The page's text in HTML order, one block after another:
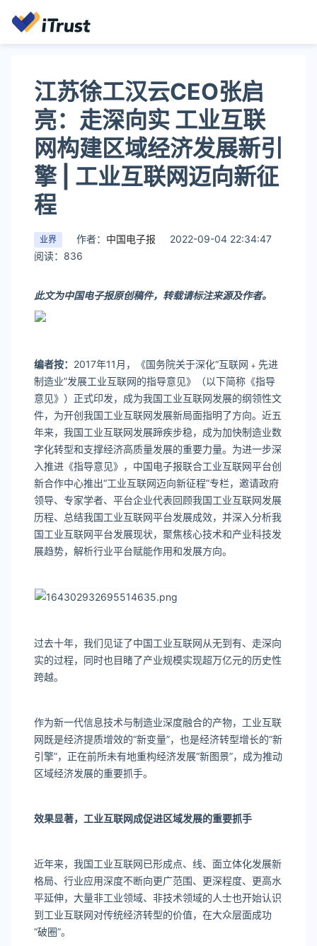
​江苏徐工汉云CEO张启
亮：走深向实 工业互联
网构建区域经济发展新引
擎 | 工业互联网迈向新征
程
业界 作者： 中国电子报
2022-09-04 22:34:47
阅读：836
此文为中国电子报原创稿件，转载请标注来源及作者。
编者按： 2017年11月，《国务院关于深化“互联网﹢先进
制造业”发展工业互联网的指导意见》（以下简称《指导
意见》）正式印发，成为我国工业互联网发展的纲领性文
件，为开创我国工业互联网发展新局面指明了方向。近五
年来，我国工业互联网发展蹄疾步稳，成为加快制造业数
字化转型和支撑经济高质量发展的重要力量。为进一步深
入推进《指导意见》，中国电子报联合工业互联网平台创
新合作中心推出“工业互联网迈向新征程”专栏，邀请政府
领导、专家学者、平台企业代表回顾我国工业互联网发展
历程、总结我国工业互联网平台发展成效，并深入分析我
国工业互联网平台发展现状，聚焦核心技术和产业科技发
展趋势，解析行业平台赋能作用和发展方向。
过去十年，我们见证了中国工业互联网从无到有、走深向
实的过程，同时也目睹了产业规模实现超万亿元的历史性
跨越。
作为新一代信息技术与制造业深度融合的产物，工业互联
网既是经济提质增效的“新变量”，也是经济转型增长的“新
引擎”，正在前所未有地重构经济发展“新图景”，成为推动
区域经济发展的重要抓手。
效果显著，工业互联网成促进区域发展的重要抓手
近年来，我国工业互联网已形成点、线、面立体化发展新
格局、行业应用深度不断向更广范围、更深程度、更高水
平延伸，大量非工业领域、非技术领域的人士也开始认识
到工业互联网对传统经济转型的价值，在大众层面成功
“破圈”。